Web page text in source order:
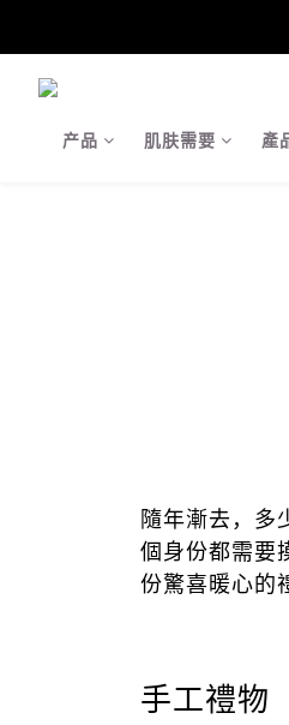
产品 肌肤需要 產
隨年漸去，多
個身份都需要
份驚喜暖心的
手工禮物